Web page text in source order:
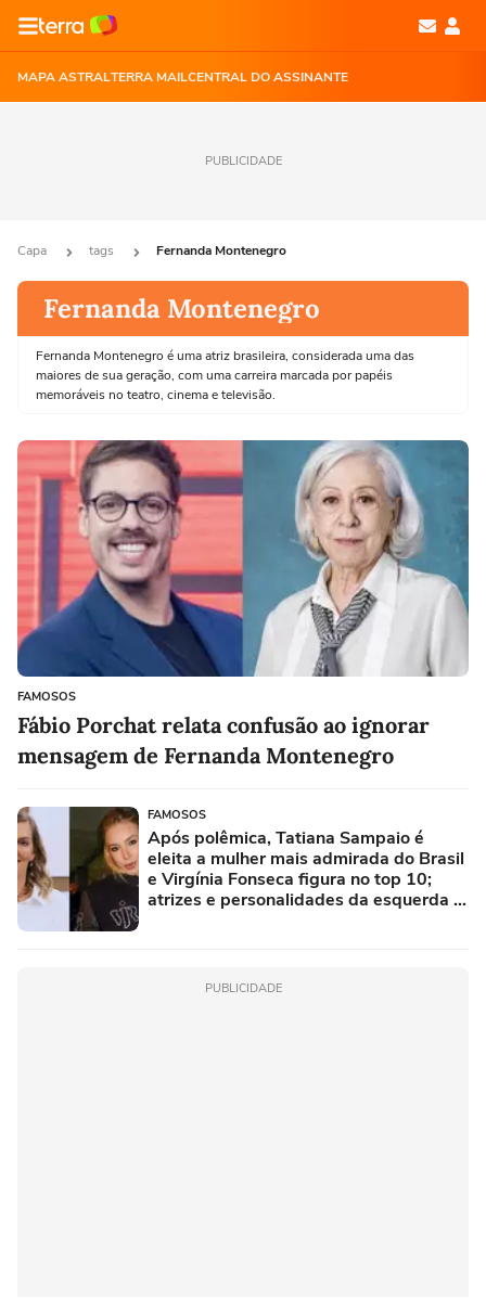
MAPA ASTRALTERRA MAILCENTRAL DO ASSINANTE
PUBLICIDADE
Capa tags Fernanda Montenegro
Fernanda Montenegro
Fernanda Montenegro é uma atriz brasileira, considerada uma das
maiores de sua geração, com uma carreira marcada por papéis
memoráveis no teatro, cinema e televisão.
FAMOSOS
Fábio Porchat relata confusão ao ignorar
mensagem de Fernanda Montenegro
FAMOSOS
Após polêmica, Tatiana Sampaio é
eleita a mulher mais admirada do Brasil
e Virgínia Fonseca figura no top 10;
atrizes e personalidades da esquerda e
PUBLICIDADE